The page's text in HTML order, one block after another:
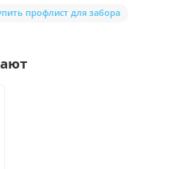
профлист для забора